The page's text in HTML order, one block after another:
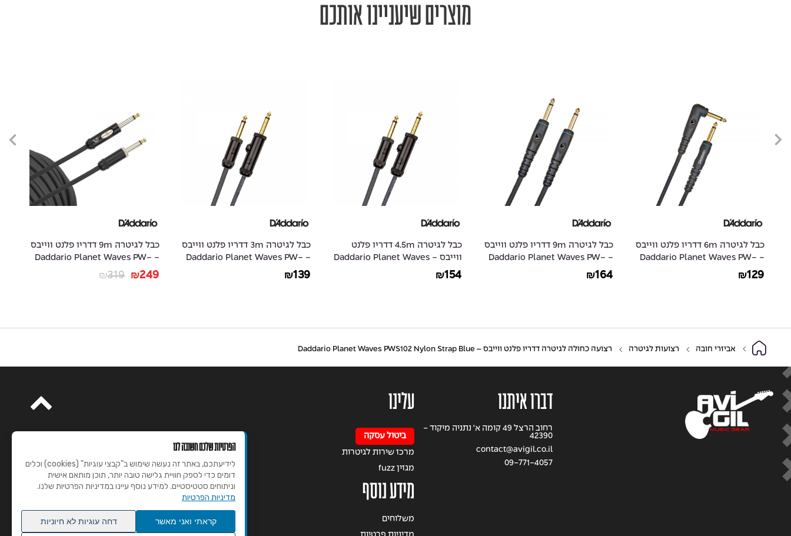
מוצרים שיעניינו אותכם
כבל לגיטרה 6m דדריו פלנט ווייבס
- Daddario Planet Waves PW-
GRA-20
₪129
כבל לגיטרה 9m דדריו פלנט ווייבס
- Daddario Planet Waves PW-
G-30
₪164
כבל לגיטרה 4.5m דדריו פלנט
ווייבס - Daddario Planet Waves
PW-AGL-15
₪154
כבל לגיטרה 3m דדריו פלנט ווייבס
- Daddario Planet Waves PW-
AGL-10
₪139
כבל לגיטרה 9m דדריו פלנט ווייבס
- Daddario Planet Waves PW-
AMSK-30
₪319 ₪249
אביזרי חובה רצועות לגיטרה רצועה כחולה לגיטרה דדריו פלנט ווייבס – Daddario Planet Waves PWS102 Nylon Strap Blue
דברו איתנו
רחוב הרצל 49 קומה א' נתניה מיקוד -
42390
contact@avigil.co.il
09-771-4057
עלינו
ביטול עסקה
מרכז שירות לגיטרות
מגזין fuzz
מידע נוסף
משלוחים
הפרטיות שלכם חשובה לנו
לידיעתכם, באתר זה נעשה שימוש ב"קבצי עוגיות" (cookies) וכלים
דומים כדי לספק חוויית גלישה טובה יותר, תוכן מותאם אישית
וניתוחים סטטיסטיים. למידע נוסף עיינו במדיניות הפרטיות שלנו.
מדיניות הפרטיות
קראתי ואני מאשר דחה עוגיות לא חיוניות